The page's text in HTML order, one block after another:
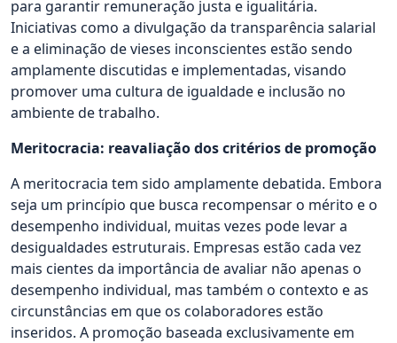
para garantir remuneração justa e igualitária.
Iniciativas como a divulgação da transparência salarial
e a eliminação de vieses inconscientes estão sendo
amplamente discutidas e implementadas, visando
promover uma cultura de igualdade e inclusão no
ambiente de trabalho.
Meritocracia: reavaliação dos critérios de promoção
A meritocracia tem sido amplamente debatida. Embora
seja um princípio que busca recompensar o mérito e o
desempenho individual, muitas vezes pode levar a
desigualdades estruturais. Empresas estão cada vez
mais cientes da importância de avaliar não apenas o
desempenho individual, mas também o contexto e as
circunstâncias em que os colaboradores estão
inseridos. A promoção baseada exclusivamente em